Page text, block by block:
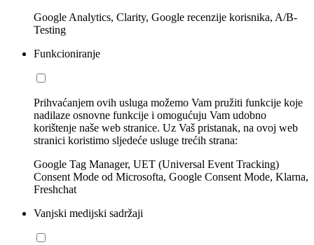
Google Analytics, Clarity, Google recenzije korisnika, A/B-
Testing
Funkcioniranje
Prihvaćanjem ovih usluga možemo Vam pružiti funkcije koje
nadilaze osnovne funkcije i omogućuju Vam udobno
korištenje naše web stranice. Uz Vaš pristanak, na ovoj web
stranici koristimo sljedeće usluge trećih strana:
Google Tag Manager, UET (Universal Event Tracking)
Consent Mode od Microsofta, Google Consent Mode, Klarna,
Freshchat
Vanjski medijski sadržaji